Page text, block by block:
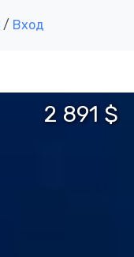
/ Вход
2 891 $